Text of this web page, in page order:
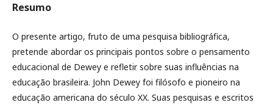
Resumo
O presente artigo, fruto de uma pesquisa bibliográfica,
pretende abordar os principais pontos sobre o pensamento
educacional de Dewey e refletir sobre suas influências na
educação brasileira. John Dewey foi filósofo e pioneiro na
educação americana do século XX. Suas pesquisas e escritos